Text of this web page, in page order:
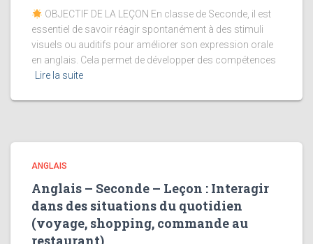
OBJECTIF DE LA LEÇON En classe de Seconde, il est
essentiel de savoir réagir spontanément à des stimuli
visuels ou auditifs pour améliorer son expression orale
en anglais. Cela permet de développer des compétences
Lire la suite
ANGLAIS
Anglais – Seconde – Leçon : Interagir
dans des situations du quotidien
(voyage, shopping, commande au